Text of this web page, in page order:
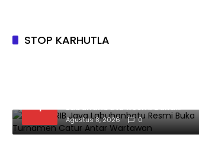
STOP KARHUTLA
1
Labuhanbatu Resmi Buka
Turnamen Catur Antar
Wartawan
Agustus 8, 2026 0